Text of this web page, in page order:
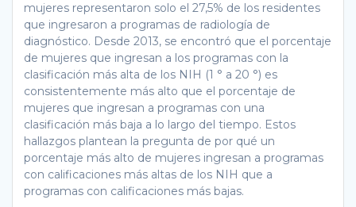
mujeres representaron solo el 27,5% de los residentes
que ingresaron a programas de radiología de
diagnóstico. Desde 2013, se encontró que el porcentaje
de mujeres que ingresan a los programas con la
clasificación más alta de los NIH (1 ° a 20 °) es
consistentemente más alto que el porcentaje de
mujeres que ingresan a programas con una
clasificación más baja a lo largo del tiempo. Estos
hallazgos plantean la pregunta de por qué un
porcentaje más alto de mujeres ingresan a programas
con calificaciones más altas de los NIH que a
programas con calificaciones más bajas.